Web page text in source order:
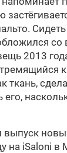
со
2013
ткань,
выпуск
на iSaloni в